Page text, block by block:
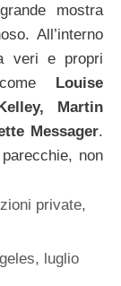
mostra
All’interno
veri e propri
Louise
Martin
Messager.
non
private,
, luglio